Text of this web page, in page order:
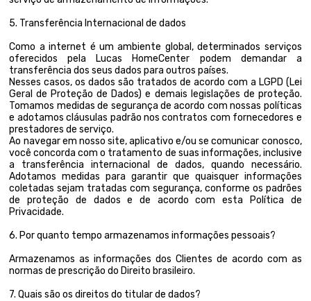
5. Transferência Internacional de dados
Como a internet é um ambiente global, determinados serviços
oferecidos pela Lucas HomeCenter podem demandar a
transferência dos seus dados para outros países.
Nesses casos, os dados são tratados de acordo com a LGPD (Lei
Geral de Proteção de Dados) e demais legislações de proteção.
Tomamos medidas de segurança de acordo com nossas políticas
e adotamos cláusulas padrão nos contratos com fornecedores e
prestadores de serviço.
Ao navegar em nosso site, aplicativo e/ou se comunicar conosco,
você concorda com o tratamento de suas informações, inclusive
a transferência internacional de dados, quando necessário.
Adotamos medidas para garantir que quaisquer informações
coletadas sejam tratadas com segurança, conforme os padrões
de proteção de dados e de acordo com esta Política de
Privacidade.
6. Por quanto tempo armazenamos informações pessoais?
Armazenamos as informações dos Clientes de acordo com as
normas de prescrição do Direito brasileiro.
7. Quais são os direitos do titular de dados?